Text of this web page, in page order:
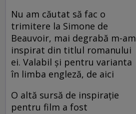
Nu am căutat să fac o
trimitere la Simone de
Beauvoir, mai degrabă m-am
inspirat din titlul romanului
ei. Valabil şi pentru varianta
în limba engleză, de aici
O altă sursă de inspiraţie
pentru film a fost